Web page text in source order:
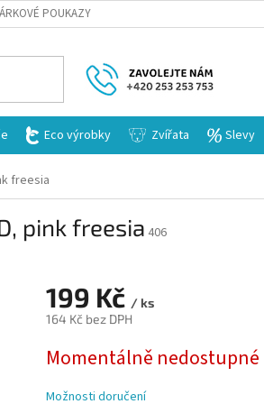
POUKAZY
Eco výrobky Zvířata Slevy
freesia
pink freesia 406
199 Kč / ks
164 Kč bez DPH
cena:
Momentálně nedostupné
Možnosti doručení